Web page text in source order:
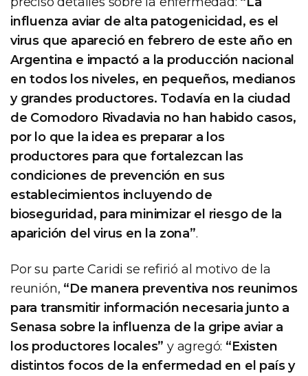
influenza aviar de alta patogenicidad, es el
virus que apareció en febrero de este año en
Argentina e impactó a la producción nacional
en todos los niveles, en pequeños, medianos
y grandes productores. Todavía en la ciudad
de Comodoro Rivadavia no han habido casos,
por lo que la idea es preparar a los
productores para que fortalezcan las
condiciones de prevención en sus
establecimientos incluyendo de
bioseguridad, para minimizar el riesgo de la
aparición del virus en la zona”.
Por su parte Caridi se refirió al motivo de la
reunión, “De manera preventiva nos reunimos
para transmitir información necesaria junto a
Senasa sobre la influenza de la gripe aviar a
los productores locales” y agregó: “Existen
distintos focos de la enfermedad en el país y